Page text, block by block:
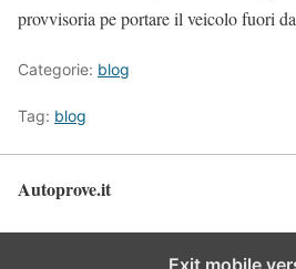
provvisoria pe portare il veicolo fuori
Categorie: blog
Tag: blog
Autoprove.it
Exit mobile